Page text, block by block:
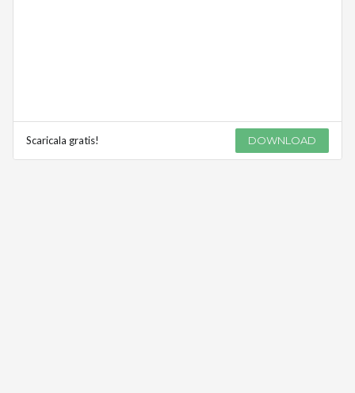
Scaricala gratis! DOWNLOAD